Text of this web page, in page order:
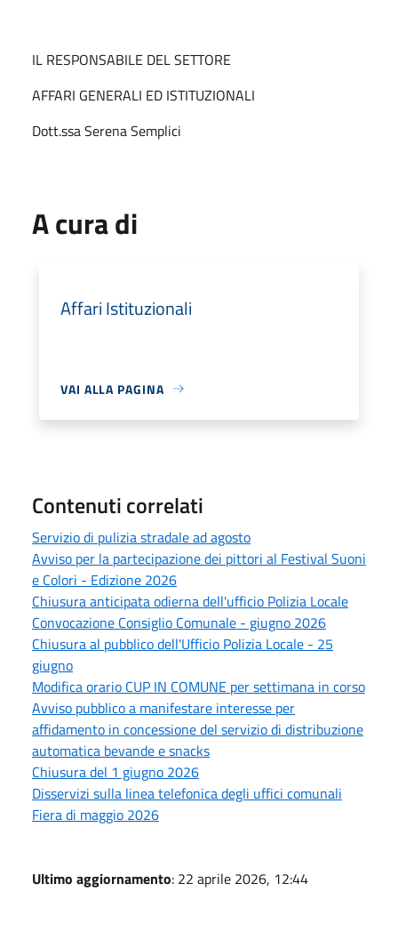
IL RESPONSABILE DEL SETTORE
AFFARI GENERALI ED ISTITUZIONALI
Dott.ssa Serena Semplici
A cura di
Affari Istituzionali
VAI ALLA PAGINA
Contenuti correlati
Servizio di pulizia stradale ad agosto
Avviso per la partecipazione dei pittori al Festival Suoni
e Colori - Edizione 2026
Chiusura anticipata odierna dell'ufficio Polizia Locale
Convocazione Consiglio Comunale - giugno 2026
Chiusura al pubblico dell'Ufficio Polizia Locale - 25
giugno
Modifica orario CUP IN COMUNE per settimana in corso
Avviso pubblico a manifestare interesse per
affidamento in concessione del servizio di distribuzione
automatica bevande e snacks
Chiusura del 1 giugno 2026
Disservizi sulla linea telefonica degli uffici comunali
Fiera di maggio 2026
Ultimo aggiornamento: 22 aprile 2026, 12:44